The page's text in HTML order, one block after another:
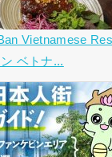
Vietnamese
ベトナ...